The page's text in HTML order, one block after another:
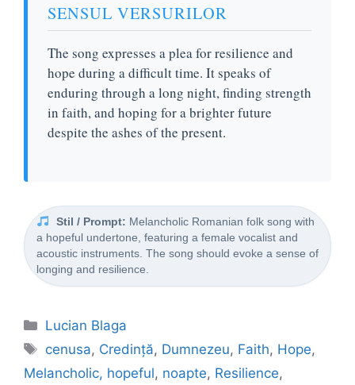
SENSUL VERSURILOR
The song expresses a plea for resilience and
hope during a difficult time. It speaks of
enduring through a long night, finding strength
in faith, and hoping for a brighter future
despite the ashes of the present.
Stil / Prompt: Melancholic Romanian folk song with
a hopeful undertone, featuring a female vocalist and
acoustic instruments. The song should evoke a sense of
longing and resilience.
Categorii
Lucian Blaga
Etichete
cenusa, Credință, Dumnezeu, Faith, Hope,
Melancholic, hopeful, noapte, Resilience,